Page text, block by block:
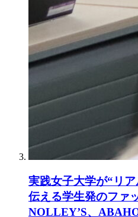
実践女子大学が“リ
伝える学生発のファ
NOLLEY’S、